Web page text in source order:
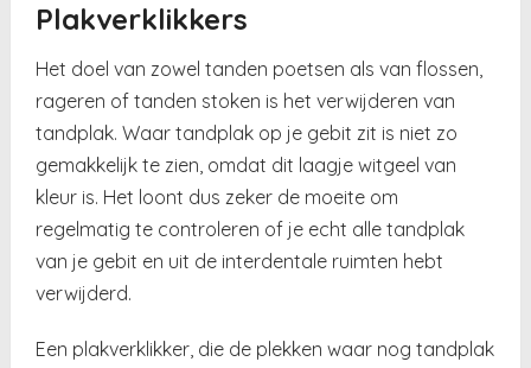
Plakverklikkers
Het doel van zowel tanden poetsen als van flossen,
rageren of tanden stoken is het verwijderen van
tandplak. Waar tandplak op je gebit zit is niet zo
gemakkelijk te zien, omdat dit laagje witgeel van
kleur is. Het loont dus zeker de moeite om
regelmatig te controleren of je echt alle tandplak
van je gebit en uit de interdentale ruimten hebt
verwijderd.
Een plakverklikker, die de plekken waar nog tandplak